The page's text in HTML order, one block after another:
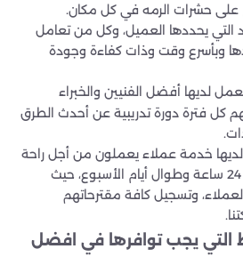
على حشرات الرمه في كل مكان.
التي يحددها العميل، وكل من تعامل
وبأسرع وقت وذات كفاءة وجودة
لديها أفضل الفنيين والخبراء
كل فترة دورة تدريبية عن أحدث الطرق
خدمة عملاء يعملون من أجل راحة
السادة العملاء على مدار 24 ساعة وطوال أيام الأسبوع، حيث
وتسجيل كافة مقترحاتهم
يجب توافرها في افضل